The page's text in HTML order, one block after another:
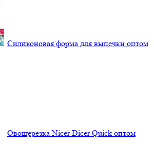
Силиконовая форма для выпечки оптом
Овощерезка Nicer Dicer Quick оптом